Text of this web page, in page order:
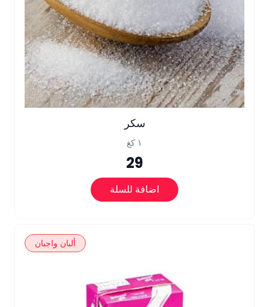
سكر
١ كغ
29
اضافة للسلة
ألبان واجبان